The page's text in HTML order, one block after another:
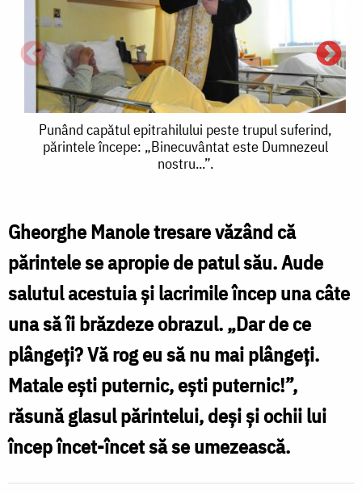
Punând
capătul
trupul
suferind,
părintele
începe:
„Binecuvântat
este
Dumnezeul
nostru...”.
Punând capătul epitrahilului peste trupul suferind,
părintele începe: „Binecuvântat este Dumnezeul
nostru...”.
Gheorghe Manole tresare văzând că
părintele se apropie de patul său. Aude
salutul acestuia şi lacrimile încep una câte
una să îi brăzdeze obrazul. „Dar de ce
plângeţi? Vă rog eu să nu mai plângeţi.
Matale eşti puternic, eşti puternic!”,
răsună glasul părintelui, deşi şi ochii lui
încep încet-încet să se umezească.